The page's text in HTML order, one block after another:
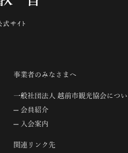
事業者のみなさまへ
一般社団法人 越前市観光協会につい
会員紹介
入会案内
関連リンク先